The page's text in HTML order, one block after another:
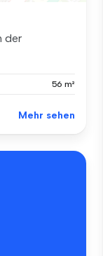
der
56 m²
Mehr sehen